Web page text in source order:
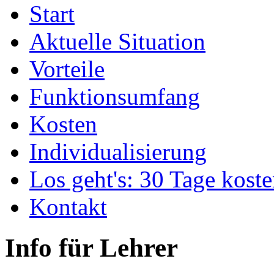
Start
Aktuelle Situation
Vorteile
Funktionsumfang
Kosten
Individualisierung
Los geht's: 30 Tage
Kontakt
Info für Lehrer